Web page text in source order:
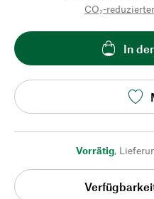
CO₂-
In
Vorrätig,